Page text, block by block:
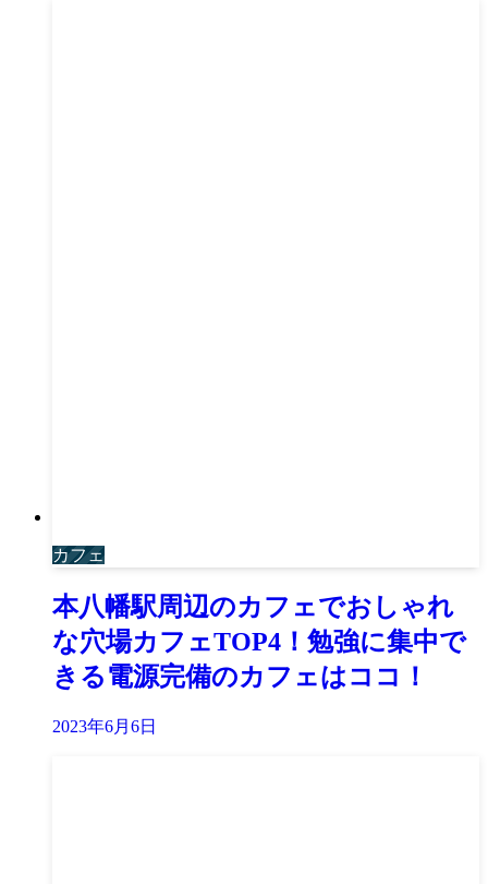
カフェ
本八幡駅周辺のカフェでおしゃれ
な穴場カフェTOP4！勉強に集中で
きる電源完備のカフェはココ！
2023年6月6日